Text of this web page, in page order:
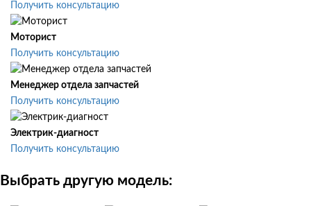
Получить консультацию
Моторист
Получить консультацию
Менеджер отдела запчастей
Получить консультацию
Электрик-диагност
Получить консультацию
Выбрать другую модель: